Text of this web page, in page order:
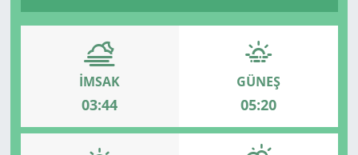
İMSAK
03:44
GÜNEŞ
05:20